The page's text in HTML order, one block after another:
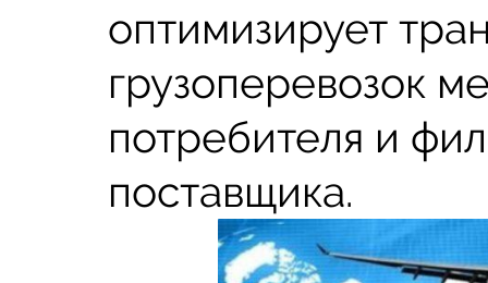
оптимизирует
грузоперевозок
потребителя и
поставщика.